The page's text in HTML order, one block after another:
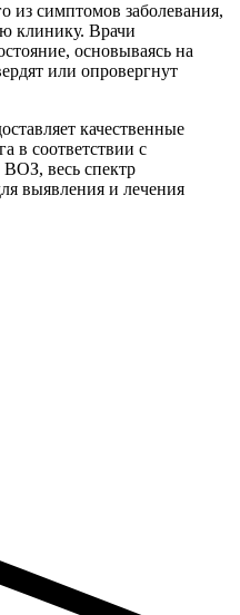
из симптомов заболевания,
клинику. Врачи
основываясь на
или опровергнут
качественные
в соответствии с
весь спектр
выявления и лечения